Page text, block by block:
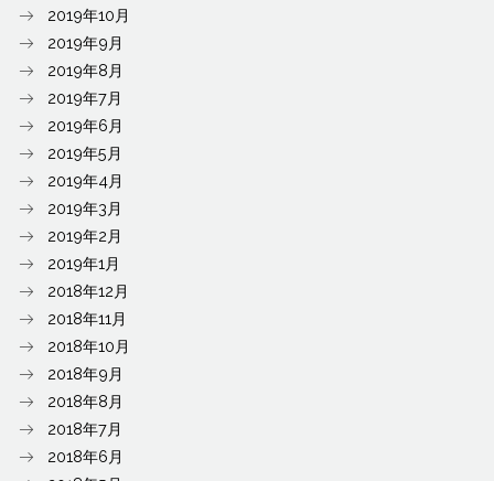
2019年10月
2019年9月
2019年8月
2019年7月
2019年6月
2019年5月
2019年4月
2019年3月
2019年2月
2019年1月
2018年12月
2018年11月
2018年10月
2018年9月
2018年8月
2018年7月
2018年6月